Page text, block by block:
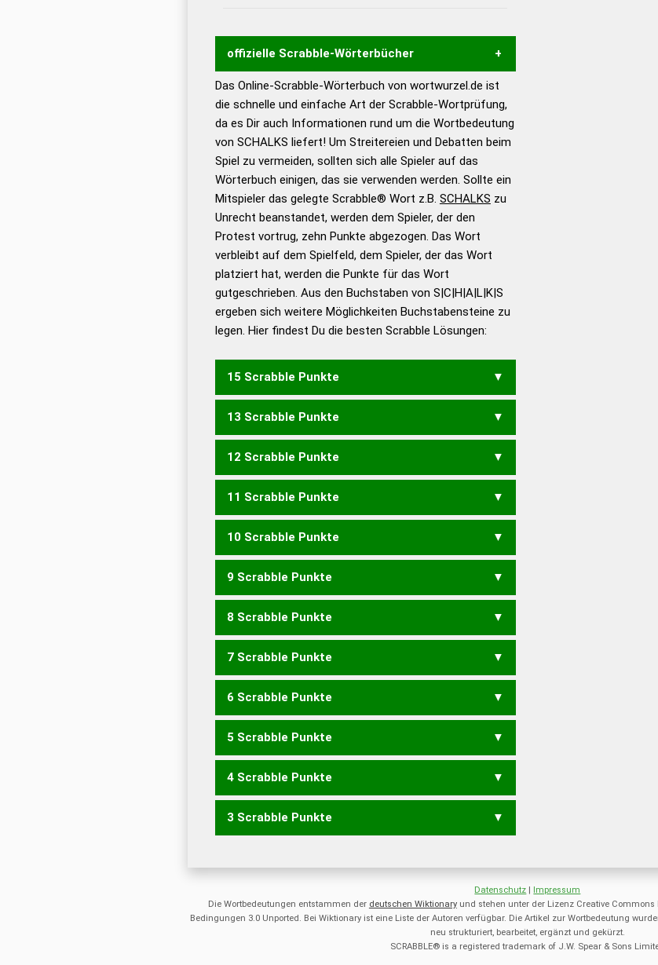
offizielle Scrabble-Wörterbücher
Wortwurzel liefert mit Hilfe eines semantischen
Wortanalyse-Algorithmus gute Anhaltspunkte zu
Wortbedeutung, Worttrennung und Wortform, um die
Gültigkeit eines Wortes für das Scrabble-Spiel zu
bestimmen! zugelassene Turnier Scrabble-
Wörterbücher sind:
Duden – Standardwerk in 12
Bänden
Duden – Richtiges und gutes
Deutsch
Duden – Die deutsche Grammatik
Duden – Deutsches
Universalwörterbuch
Das Online-Scrabble-Wörterbuch von wortwurzel.de ist
die schnelle und einfache Art der Scrabble-Wortprüfung,
da es Dir auch Informationen rund um die Wortbedeutung
von SCHALKS liefert! Um Streitereien und Debatten beim
Spiel zu vermeiden, sollten sich alle Spieler auf das
Wörterbuch einigen, das sie verwenden werden. Sollte ein
Mitspieler das gelegte Scrabble® Wort z.B. SCHALKS zu
Unrecht beanstandet, werden dem Spieler, der den
Protest vortrug, zehn Punkte abgezogen. Das Wort
verbleibt auf dem Spielfeld, dem Spieler, der das Wort
platziert hat, werden die Punkte für das Wort
gutgeschrieben. Aus den Buchstaben von S|C|H|A|L|K|S
ergeben sich weitere Möglichkeiten Buchstabensteine zu
legen. Hier findest Du die besten Scrabble Lösungen:
15 Scrabble Punkte
SCHLAKS
13 Scrabble Punkte
KASCHS SLACKS
12 Scrabble Punkte
HACKS KASCH LACKS
11 Scrabble Punkte
HACK LACK SACKS SCHALS
10 Scrabble Punkte
SACK LACHS LASCH
9 Scrabble Punkte
KSC KAHL LACH ASCHS
8 Scrabble Punkte
ACHS ASCH CASH
7 Scrabble Punkte
ACH HAK SLASH
6 Scrabble Punkte
SKA HALS
5 Scrabble Punkte
HASS LASS
4 Scrabble Punkte
AHS ALS LAS SAH
3 Scrabble Punkte
Datenschutz | Impressum
Die Wortbedeutungen entstammen der deutschen Wiktionaryund stehen unter der Lizenz Creative
Bedingungen 3.0 Unported. Bei Wiktionary ist eine Liste der Autoren verfügbar. Die Artikel zur Wortbedeutung
neu strukturiert, bearbeitet, ergänzt und gekürzt.
SCRABBLE® is a registered trademark of J.W. Spear & Sons